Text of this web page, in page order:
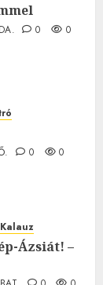
0 0
0 0
Ázsiát! –